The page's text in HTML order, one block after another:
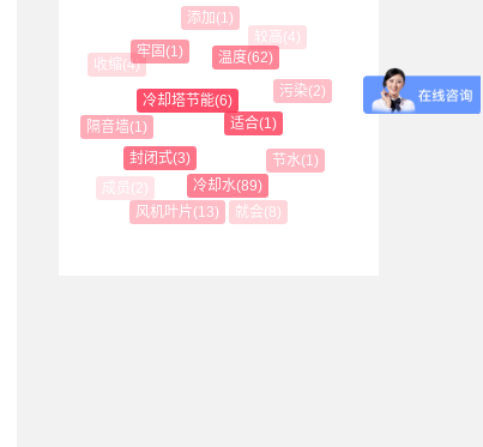
隔音墙(1)
封闭式(3)
冷却塔节能(6)
牢固(1)
收缩(4)
风机叶片(13)
冷却水(89)
适合(1)
温度(62)
添加(1)
就会(8)
节水(1)
污染(2)
较高(4)